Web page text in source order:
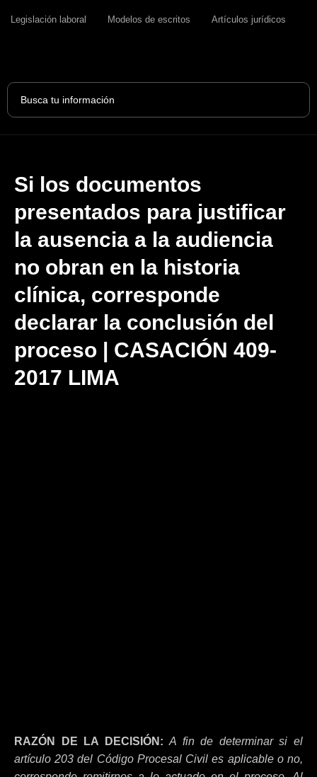
Legislación laboral Modelos de escritos Artículos jurídicos
Search
Si los documentos
presentados para justificar
la ausencia a la audiencia
no obran en la historia
clínica, corresponde
declarar la conclusión del
proceso | CASACIÓN 409-
2017 LIMA
RAZÓN DE LA DECISIÓN: A fin de determinar si el
artículo 203 del Código Procesal Civil es aplicable o no,